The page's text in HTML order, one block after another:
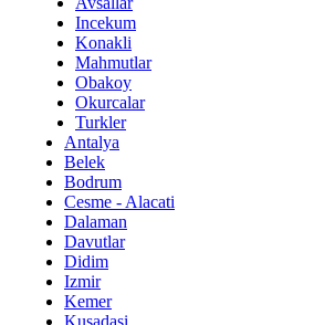
Incekum
Konakli
Mahmutlar
Obakoy
Okurcalar
Turkler
Antalya
Belek
Bodrum
Cesme - Alacati
Dalaman
Davutlar
Didim
Izmir
Kemer